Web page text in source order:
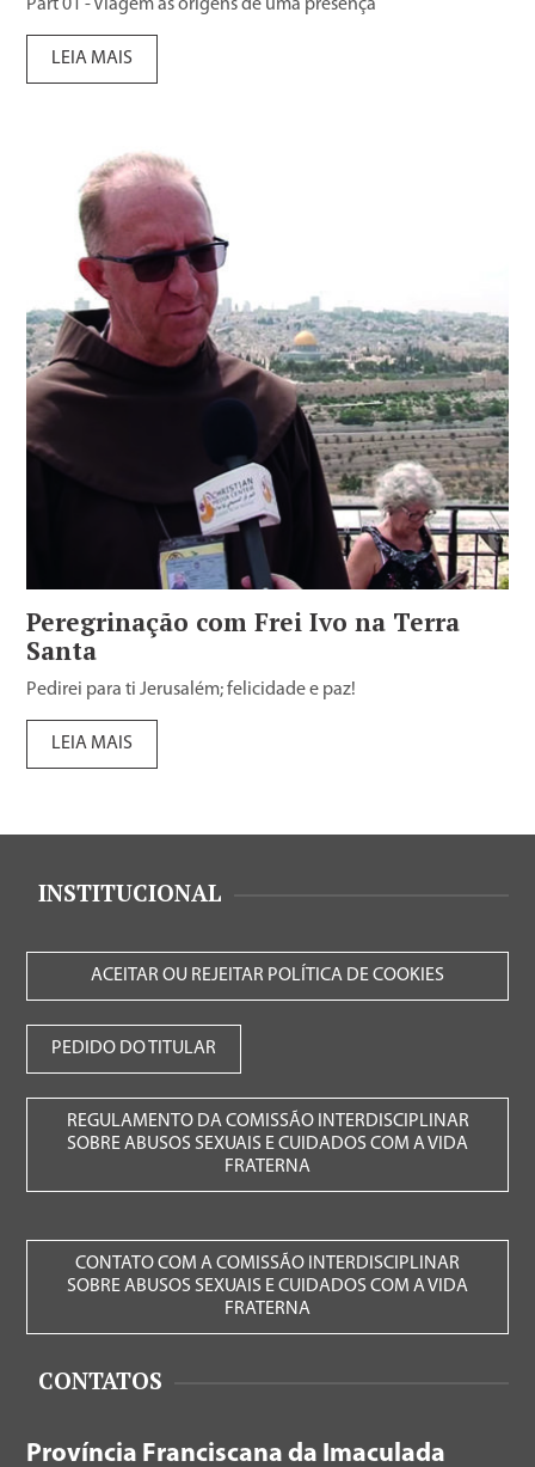
Part 01 - Viagem às origens de uma presença
LEIA MAIS
Peregrinação com Frei Ivo na Terra
Santa
Pedirei para ti Jerusalém; felicidade e paz!
LEIA MAIS
INSTITUCIONAL
ACEITAR OU REJEITAR POLÍTICA DE COOKIES
PEDIDO DO TITULAR
REGULAMENTO DA COMISSÃO INTERDISCIPLINAR
SOBRE ABUSOS SEXUAIS E CUIDADOS COM A VIDA
FRATERNA
CONTATO COM A COMISSÃO INTERDISCIPLINAR
SOBRE ABUSOS SEXUAIS E CUIDADOS COM A VIDA
FRATERNA
CONTATOS
Província Franciscana da Imaculada